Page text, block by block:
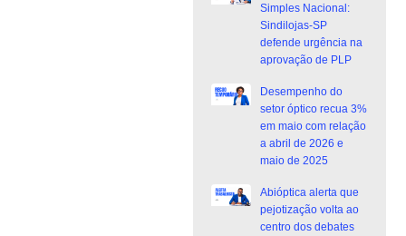
Simples Nacional:
Sindilojas-SP
defende urgência na
aprovação de PLP
Desempenho do
setor óptico recua 3%
em maio com relação
a abril de 2026 e
maio de 2025
Abióptica alerta que
pejotização volta ao
centro dos debates